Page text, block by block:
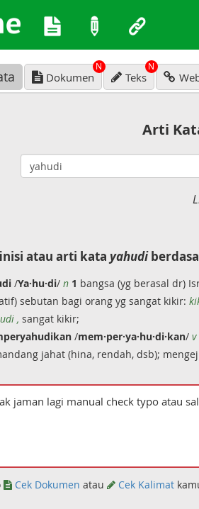
Dokumen
N
Teks
N
Arti
atau arti kata yahudi
/Ya·hu·di/ n 1 bangsa (yg berasal dr)
sebutan bagi orang yg sangat kikir:
, sangat kikir;
/mem·per·ya·hu·di·kan/ v
jahat (hina, rendah, dsb);
Cek Dokumen atau Cek Kalimat